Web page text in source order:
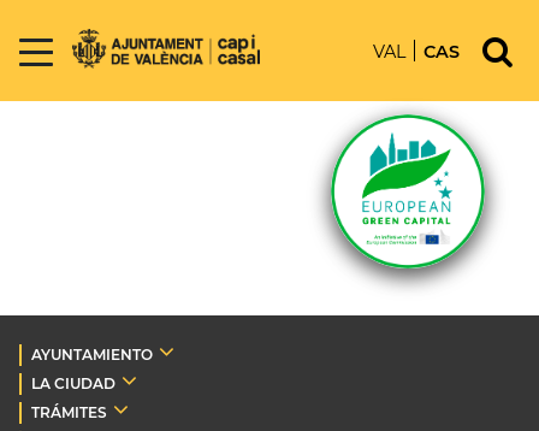
VAL CAS
AYUNTAMIENTO
LA CIUDAD
TRÁMITES